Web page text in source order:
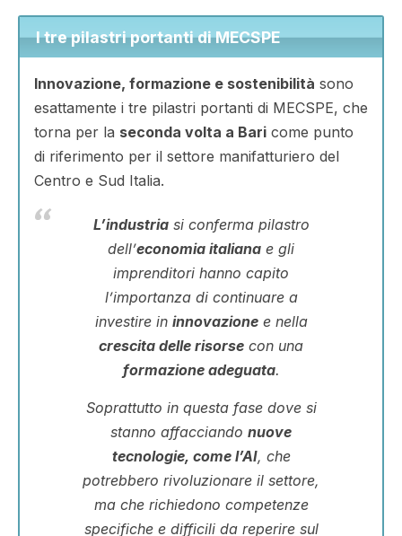
I tre pilastri portanti di MECSPE
Innovazione, formazione e sostenibilità sono
esattamente i tre pilastri portanti di MECSPE, che
torna per la seconda volta a Bari come punto
di riferimento per il settore manifatturiero del
Centro e Sud Italia.
L’industriasi conferma pilastro
dell’economia italiana e gli
imprenditori hanno capito
l’importanza di continuare a
investire in innovazionee nella
crescita delle risorse con una
formazione adeguata.
Soprattutto in questa fase dove si
stanno affacciando nuove
tecnologie, come l’AI, che
potrebbero rivoluzionare il settore,
ma che richiedono competenze
specifiche e difficili da reperire sul